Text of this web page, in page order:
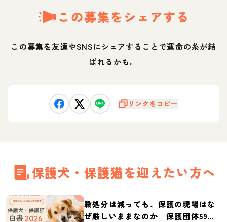
この募集をシェアする
この募集を友達やSNSにシェアすることで運命の糸が結
ばれるかも。
リンクをコピー
保護犬・保護猫を迎えたい方へ
殺処分は減っても、保護の現場はな
ぜ厳しいままなのか｜保護団体59団